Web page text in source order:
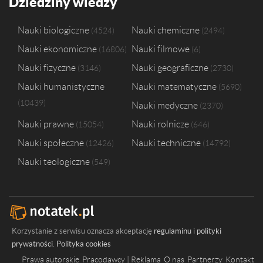
Wyższa Szkoła Zarządzania i Bankowości w Krakowie
Akademia Finansów i Biznesu Vistula
Górnośląska Wyższa Szkoła Handlowa im. Wojciecha Korfantego w
Państwowa Wyższa Szkoła Zawodowa w Koninie1
Państwowa Wyższa Szkoła Zawodowa w Płocku1
Politechnika Rzeszowska im. Ignacego Łukasiewicza1
Nauki biologiczne 4524 Nauki chemiczne 2494
Nauki ekonomiczne 16806 Nauki filmowe 6
Nauki fizyczne 3146 Nauki geograficzne 2730
Nauki humanistyczne
10439
Nauki matematyczne 5690
Nauki medyczne 2370
Nauki prawne 15054 Nauki rolnicze 646
Nauki społeczne 12426 Nauki techniczne 14792
Nauki teologiczne 549
Korzystanie z serwisu oznacza akceptację regulaminu i polityki
prywatności. Polityka cookies
Prawa autorskie Pracodawcy | Reklama O nas Partnerzy Kontakt